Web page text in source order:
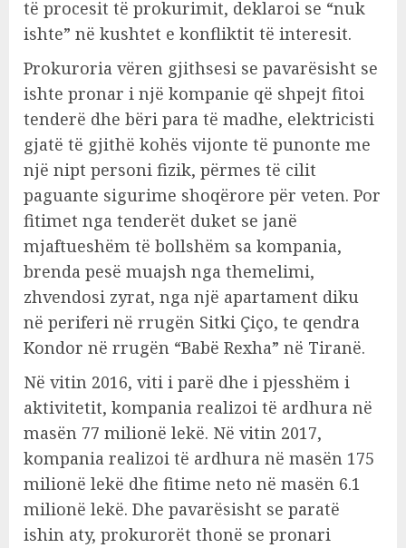
të procesit të prokurimit, deklaroi se “nuk
ishte” në kushtet e konfliktit të interesit.
Prokuroria vëren gjithsesi se pavarësisht se
ishte pronar i një kompanie që shpejt fitoi
tenderë dhe bëri para të madhe, elektricisti
gjatë të gjithë kohës vijonte të punonte me
një nipt personi fizik, përmes të cilit
paguante sigurime shoqërore për veten. Por
fitimet nga tenderët duket se janë
mjaftueshëm të bollshëm sa kompania,
brenda pesë muajsh nga themelimi,
zhvendosi zyrat, nga një apartament diku
në periferi në rrugën Sitki Çiço, te qendra
Kondor në rrugën “Babë Rexha” në Tiranë.
Në vitin 2016, viti i parë dhe i pjesshëm i
aktivitetit, kompania realizoi të ardhura në
masën 77 milionë lekë. Në vitin 2017,
kompania realizoi të ardhura në masën 175
milionë lekë dhe fitime neto në masën 6.1
milionë lekë. Dhe pavarësisht se paratë
ishin aty, prokurorët thonë se pronari